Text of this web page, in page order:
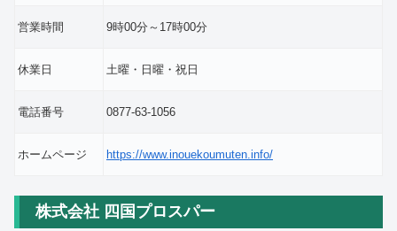
営業時間 9時00分～17時00分
休業日 土曜・日曜・祝日
電話番号 0877-63-1056
ホームページ https://www.inouekoumuten.info/
株式会社 四国プロスパー